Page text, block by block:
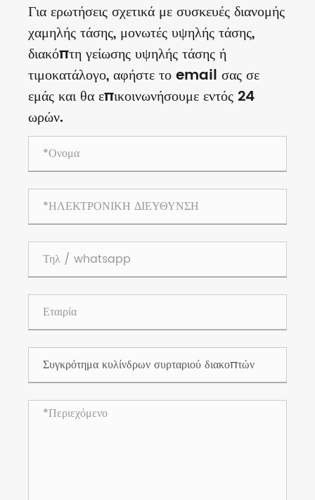
Για ερωτήσεις σχετικά με συσκευές διανομής
χαμηλής τάσης, μονωτές υψηλής τάσης,
διακόπτη γείωσης υψηλής τάσης ή
τιμοκατάλογο, αφήστε το email σας σε
εμάς και θα επικοινωνήσουμε εντός 24
ωρών.